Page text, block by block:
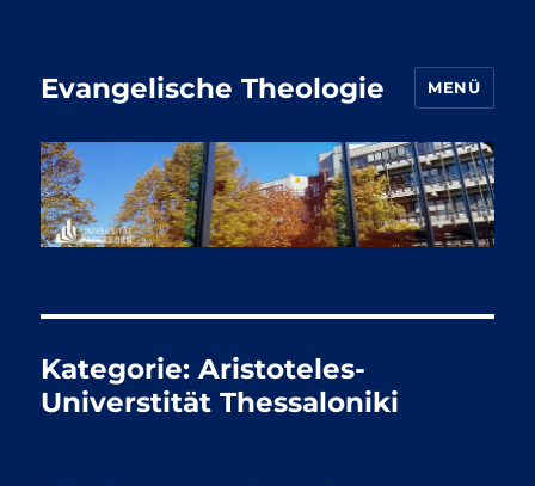
Evangelische Theologie MENÜ
Kategorie:Aristoteles-
Universtität Thessaloniki